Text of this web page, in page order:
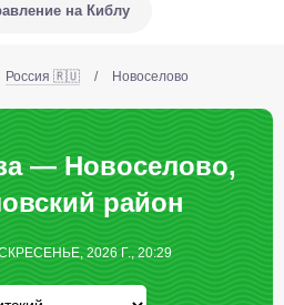
на Киблу
Россия 🇷🇺 / Новоселово
— Новоселово,
район
2026 Г., 20:29